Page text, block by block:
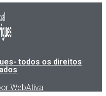
todos os direitos
WebAtiva